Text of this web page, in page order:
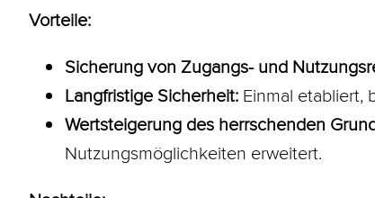
Vorteile:
Sicherung von Zugangs- und
Langfristige Sicherheit:Einmal etabliert,
Wertsteigerung des herrschenden
Nutzungsmöglichkeiten erweitert.